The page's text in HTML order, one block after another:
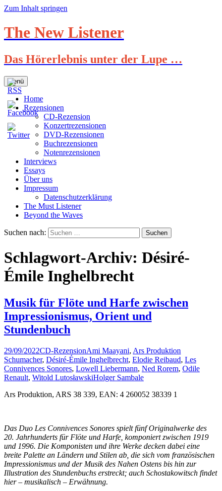
Zum Inhalt springen
The New Listener
Das Hörerlebnis unter der Lupe …
Menü
Home
Rezensionen
CD-Rezension
Konzertrezensionen
DVD-Rezensionen
Buchrezensionen
Notenrezensionen
Interviews
Essays
Über uns
Impressum
Datenschutzerklärung
The Must Listener
Beyond the Waves
Suchen nach:
Schlagwort-Archiv: Désiré-
Émile Inghelbrecht
Musik für Flöte und Harfe zwischen
Impressionismus, Orient und
Stundenbuch
29/09/2022CD-RezensionAmi Maayani, Ars Produktion
Schumacher, Désiré-Émile Inghelbrecht, Elodie Reibaud, Les
Connivences Sonores, Lowell Liebermann, Ned Rorem, Odile
Renault, Witold LutosławskiHolger Sambale
Ars Produktion, ARS 38 339, EAN: 4 260052 38339 1
Das Duo Les Connivences Sonores spielt fünf Originalwerke des
20. Jahrhunderts für Flöte und Harfe, komponiert zwischen 1919
und 1996. Die Komponisten und ihre Werke decken dabei eine
breite Palette an Ländern und Stilen ab, die sich vom französischen
Impressionismus und der Musik des Nahen Ostens bis hin zur
Illustration des Stundenbuchs erstreckt; auch Schostakowitsch findet
hier – musikalisch – Erwähnung.